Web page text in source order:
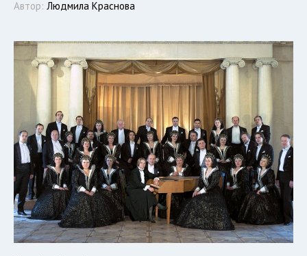
Автор: Людмила Краснова